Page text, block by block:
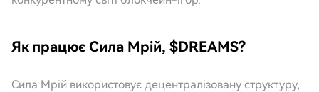
Як працює Сила Мрій, $DREAMS?
Сила Мрій використовує децентралізовану структуру,